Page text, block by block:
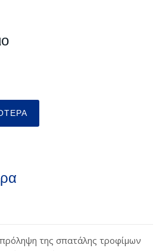
της σπατάλης τροφίμων